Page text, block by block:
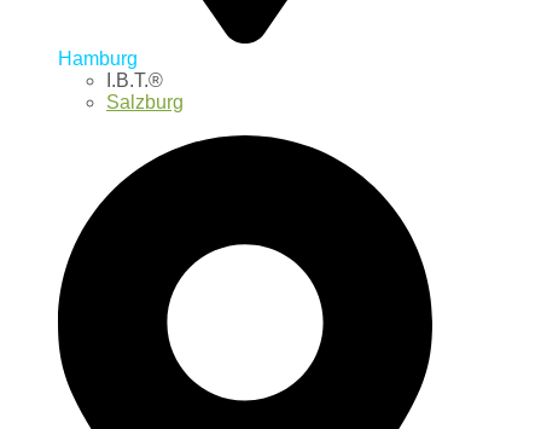
Hamburg
I.B.T.®
Salzburg